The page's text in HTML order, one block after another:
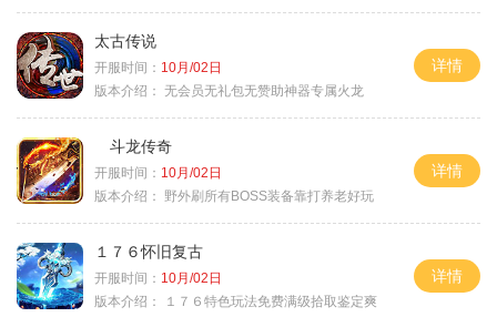
太古传说
开服时间： 10月/02日
版本介绍： 无会员无礼包无赞助神器专属火龙
详情
斗龙传奇
开服时间： 10月/02日
版本介绍：
野外刷所有BOSS装备靠打养老好玩
详情
１７６怀旧复古
开服时间： 10月/02日
版本介绍：
１７６特色玩法免费满级拾取鉴定爽
详情